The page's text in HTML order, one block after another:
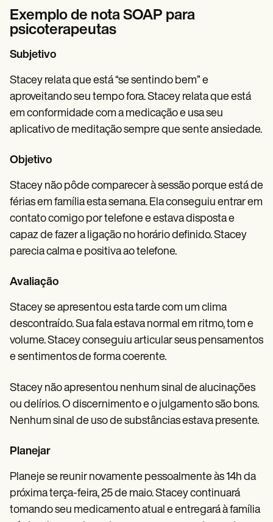
Exemplo de nota SOAP para
psicoterapeutas
Subjetivo
Stacey relata que está “se sentindo bem” e
aproveitando seu tempo fora. Stacey relata que está
em conformidade com a medicação e usa seu
aplicativo de meditação sempre que sente ansiedade.
Objetivo
Stacey não pôde comparecer à sessão porque está de
férias em família esta semana. Ela conseguiu entrar em
contato comigo por telefone e estava disposta e
capaz de fazer a ligação no horário definido. Stacey
parecia calma e positiva ao telefone.
Avaliação
Stacey se apresentou esta tarde com um clima
descontraído. Sua fala estava normal em ritmo, tom e
volume. Stacey conseguiu articular seus pensamentos
e sentimentos de forma coerente.
Stacey não apresentou nenhum sinal de alucinações
ou delírios. O discernimento e o julgamento são bons.
Nenhum sinal de uso de substâncias estava presente.
Planejar
Planeje se reunir novamente pessoalmente às 14h da
próxima terça-feira, 25 de maio. Stacey continuará
tomando seu medicamento atual e entregará à família